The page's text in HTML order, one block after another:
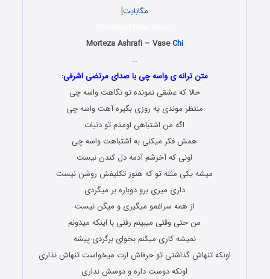
مگابایت]
Morteza Ashrafi – VaseChi
…
متن ترانه ی واسه چی با صدای مرتضی اشرفی:
حالا که عشقی نمونده تو نگاهت واسه چی
منتظر موندی یه روزی بگیره آهت واسه چی
اگه من اشتباهی اومدم تو دنیات
همش فکر میکنی به اشتباهت واسه چی
اونی که آخرشم آدمه دل کندن نیست
میشه یکی مثله تو که هنوز تکلیفش روشن نیست
داری میری برو دوباره بر میگردی
از همه سراغمو میگیری و میگن نیست
من حتی وقتی میبینم رفتی با اینکه میدونم
نمیشه کاری میکنم بخوای برگردی پیشه
اونکه تنهاش گذاشتی تو حرفاش ازت میخواست تنهاش نذاری
اونکه دوست داره و دوسش نداری